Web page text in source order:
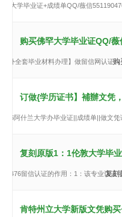
特大学毕业证+成绩单QQ/薇信
购买佛罕大学毕业证QQ/
外全套毕业材料办理】做留信网认证购
订做{学历证书】補辦文凭
阿什兰大学办毕业证||成绩单||做文
复刻原版1：1伦敦大学毕
留信认证的作用：1：该专业认复刻
肯特州立大学新版文凭购